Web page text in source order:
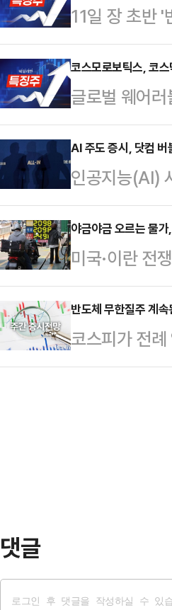
11일 장 초반 '
전 9시 5분
이다.같은시
거래되고 있
전 도널드 트
하며 협상 좌
모양새다.지
코스모로보틱스, 코
글로벌 웨어
날 ‘따따블(공
전 9시 3분
7750원) 오른
4000원까지
진행한 수요
를 확정했다.
미제시 비율
AI 주도 증시, 닷컴 버
인공지능(AI)
운데 과열을
기대감으로
다는 관측이
2008년 서브
마이클 버리
리는 최근 온
(AI)"이라며 "
야금야금 오르는 물
미국·이란 전
우려가 커지
이 기업 활동
인플레이션
오 조정은 새
반도체 무한질주 계
코스피가 전
대형주 중심
댓글